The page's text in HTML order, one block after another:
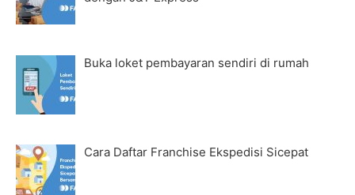
Buka loket pembayaran sendiri di rumah
Cara Daftar Franchise Ekspedisi Sicepat